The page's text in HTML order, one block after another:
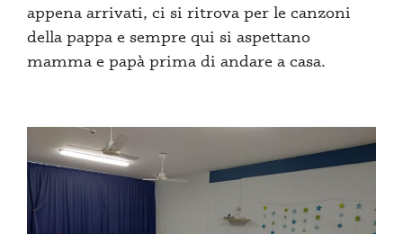
appena arrivati, ci si ritrova per le canzoni
della pappa e sempre qui si aspettano
mamma e papà prima di andare a casa.